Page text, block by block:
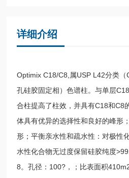
详细介绍
Optimix C18/C8,属USP L42分类
孔硅胶固定相）色谱柱。与单层
合柱提高了柱效，并具有C18和C8
体具有优异的选择性和良好的峰形
形；平衡亲水性和疏水性：对极性
水性化合物无过度保留硅胶纯度
8。孔径：100?，；比表面积